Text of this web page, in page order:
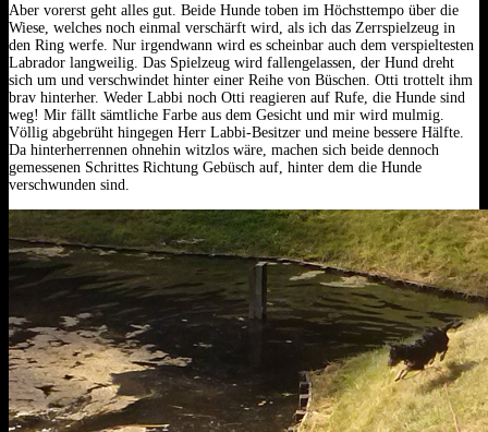
Aber vorerst geht alles gut. Beide Hunde toben im Höchsttempo über die
Wiese, welches noch einmal verschärft wird, als ich das Zerrspielzeug in
den Ring werfe. Nur irgendwann wird es scheinbar auch dem verspieltesten
Labrador langweilig. Das Spielzeug wird fallengelassen, der Hund dreht
sich um und verschwindet hinter einer Reihe von Büschen. Otti trottelt ihm
brav hinterher. Weder Labbi noch Otti reagieren auf Rufe, die Hunde sind
weg! Mir fällt sämtliche Farbe aus dem Gesicht und mir wird mulmig.
Völlig abgebrüht hingegen Herr Labbi-Besitzer und meine bessere Hälfte.
Da hinterherrennen ohnehin witzlos wäre, machen sich beide dennoch
gemessenen Schrittes Richtung Gebüsch auf, hinter dem die Hunde
verschwunden sind.